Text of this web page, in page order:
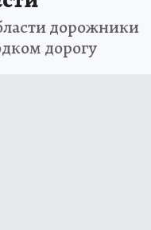
дорожники
дорогу